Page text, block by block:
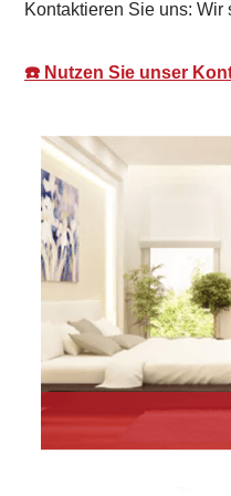
Kontaktieren Sie uns:
☎️ Nutzen Sie unser